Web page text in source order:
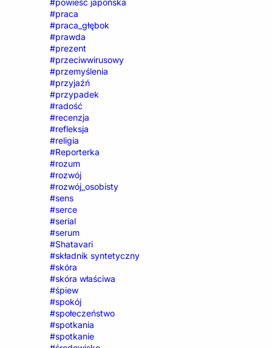
#powieść japońska
#praca
#praca_głębok
#prawda
#prezent
#przeciwwirusowy
#przemyślenia
#przyjaźń
#przypadek
#radość
#recenzja
#refleksja
#religia
#Reporterka
#rozum
#rozwój
#rozwój_osobisty
#sens
#serce
#serial
#serum
#Shatavari
#składnik syntetyczny
#skóra
#skóra właściwa
#śpiew
#spokój
#społeczeństwo
#spotkania
#spotkanie